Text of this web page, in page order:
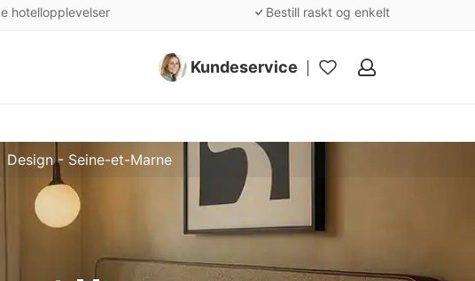
hotellopplevelser Bestill raskt og enkelt
Kundeservice
Mine
Design - Seine-et-Marne